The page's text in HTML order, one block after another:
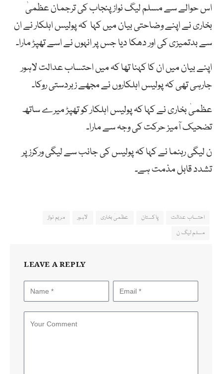
اس حوالے سے مسلم لیگ نواز پنجاب کی ترجمان عظمیٰ
بخاری نے اپنے وضاحتی بیان میں کہا کہ پولیس اہلکار نے ان
سے بدتمیزی کی اور دھکا دیا جس پر انہوں نے اسے تھپڑ مارا۔
اپنے بیان میں ان کا کہنا تھا کہ میں احتساب عدالت لاہور
جارہی تھی کہ پولیس اہلکاروں نے مجھے زبردستی روکا۔
عظمیٰ بخاری نے کہا کہ پولیس اہلکار کو تھپڑ میرے ساتھ
تضحیک آمیز حرکت کی وجہ سے مارا۔
ن لیگی رہنما نے کہا کہ پولیس کی جانب سے لیگی ورکرز پر
تشدد قابل مذمت ہے۔
احتساب عدالت پاکستان عظمیٰ بخاری لاہور
مریم نواز
مسلم لیگ ن
LEAVE A REPLY